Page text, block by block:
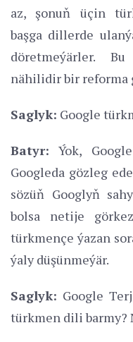
az, şonuň üçin
başga dillerde
döretmeýärler.
nähilidir bir reforma
Saglyk: Google
Batyr: Ýok,
Googleda gözleg
sözüň Googlyň
bolsa netije
türkmençe ýazan
ýaly düşünmeýär.
Saglyk: Google
türkmen dili barmy?